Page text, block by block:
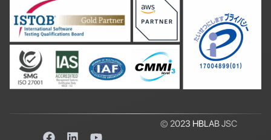
F
L
Y
© 2023 HBLAB JSC